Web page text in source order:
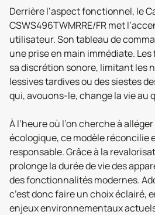
Derrière l’aspect fonctionnel, le
CSWS496TWMRRE/FR met
utilisateur. Son tableau de
une prise en main immédiate.
sa discrétion sonore, limitant les
lessives tardives ou des siestes
qui, avouons-le, change la vie au
À l’heure où l’on cherche à
écologique, ce modèle réconcilie
responsable. Grâce à la
prolonge la durée de vie des
des fonctionnalités modernes.
c’est donc faire un choix éclairé,
enjeux environnementaux